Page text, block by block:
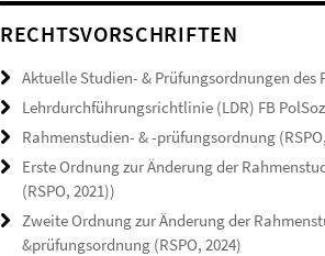
RECHTSVORSCHRIFTEN
Aktuelle Studien- & Prüfungsordnungen des
Lehrdurchführungsrichtlinie (LDR) FB PolSoz
Rahmenstudien- & -prüfungsordnung
Erste Ordnung zur Änderung der
(RSPO, 2021))
Zweite Ordnung zur Änderung der
&prüfungsordnung (RSPO, 2024)